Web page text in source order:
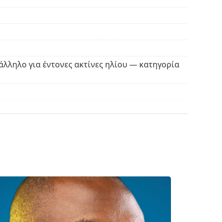
ή στην πόλη.
Το χρώμα της θήκης και ο σχεδιασμός της
και τη φροντίδα των γυαλιών ηλίου.
θήκη αντί για πανί.
περισσότερα μοντέλα από δημοφιλείς
για έντονες ακτίνες ηλίου — κατηγορία